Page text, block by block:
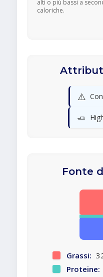
alti o più bassi a
caloriche.
⚠️
🧈
Fonte
Grassi:
Proteine: